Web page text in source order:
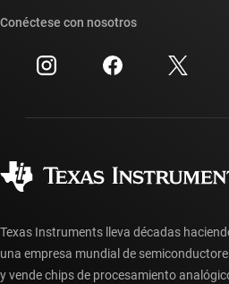
Relaciones con los inversionistas
Fabricación
Búsqueda de referencias cruzadas
Centro de atención al cliente
Preguntas frecuentes sobre la
Preguntas frecuentes sobre pedidos
Conéctese con nosotros
Texas Instruments lleva décadas
una empresa mundial de
y vende chips de procesamiento